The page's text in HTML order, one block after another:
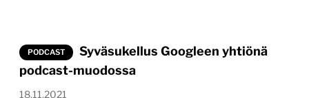
PODCAST
Syväsukellus Googleen yhtiönä
podcast-muodossa
18.11.2021